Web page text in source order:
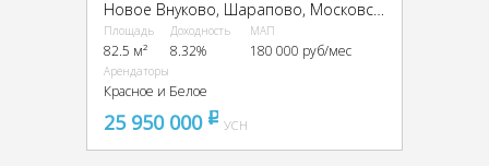
Новое Внуково, Шарапово, Московская обл., Аэростатная, д.12
Площадь
82.5 м²
Доходность
8.32%
МАП
180 000 руб/мес
Арендаторы
Красное и Белое
25 950 000 pуб
УСН